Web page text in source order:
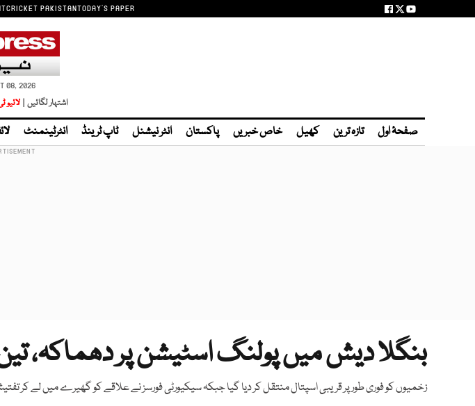
CRICKET PAKISTANTODAY'S PAPER
08, 2026
اشتہار لگائیں | لائیو
صفحۂ اول تازہ ترین کھیل خاص خبریں پاکستان انٹر نیشنل ٹاپ ٹرینڈ انٹرٹینمنٹ
بنگلا دیش میں پولنگ اسٹیشن پر دھماکہ،
زخمیوں کو فوری طور پر قریبی اسپتال منتقل کر دیا گیا جبکہ سیکیورٹی فورسز نے علاقے کو گھیرے میں لے کر